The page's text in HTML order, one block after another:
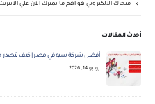
متجرك الالكتروني هو اهم ما يميزك الان علي
أحدث المقالات
أفضل شركة سيو في مصر | كيف تتصدر جوجل
يونيو 14, 2026